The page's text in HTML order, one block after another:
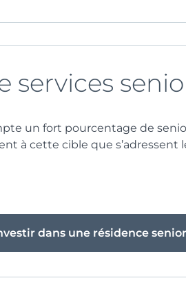
services
un fort pourcentage de
à cette cible que s’adressent
dans une résidence